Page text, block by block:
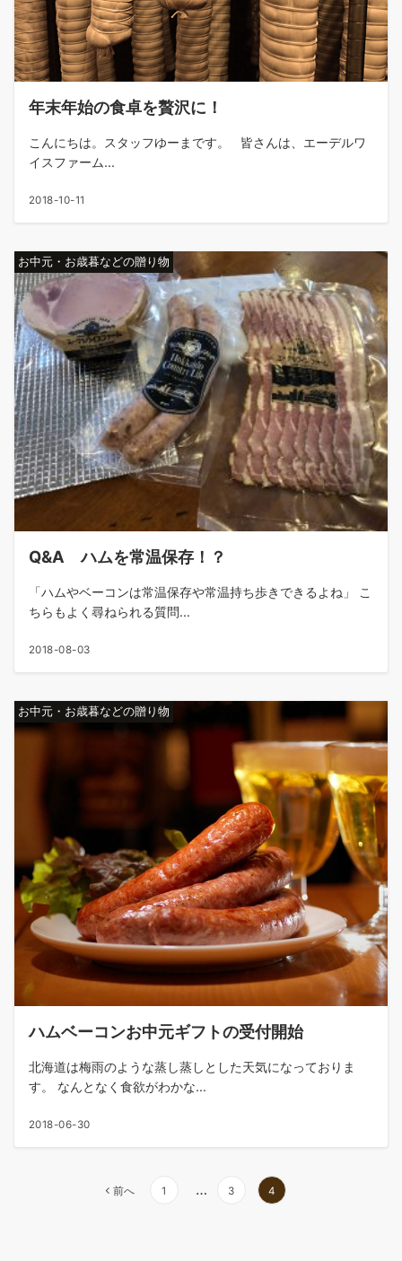
年末年始の食卓を贅沢に！
こんにちは。スタッフゆーまです。 皆さんは、エーデルワ
イスファーム...
2018-10-11
お中元・お歳暮などの贈り物
Q&A ハムを常温保存！？
「ハムやベーコンは常温保存や常温持ち歩きできるよね」 こ
ちらもよく尋ねられる質問...
2018-08-03
お中元・お歳暮などの贈り物
ハムベーコンお中元ギフトの受付開始
北海道は梅雨のような蒸し蒸しとした天気になっておりま
す。 なんとなく食欲がわかな...
2018-06-30
前へ 1 … 3 4